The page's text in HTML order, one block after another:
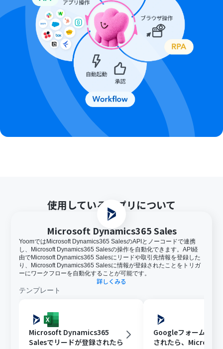
使用しているアプリについて
Microsoft Dynamics365 Sales
YoomではMicrosoft Dynamics365 SalesのAPIとノーコードで連携
し、Microsoft Dynamics365 Salesの操作を自動化できます。API経
由でMicrosoft Dynamics365 Salesにリードや取引先情報を登録した
り、Microsoft Dynamics365 Salesに情報が登録されたことをトリガ
ーにワークフローを自動化することが可能です。
詳しくみる
テンプレート
Microsoft Dynamics365
Salesでリードが登録されたら
Googleフォームで回
されたら、Microsoft